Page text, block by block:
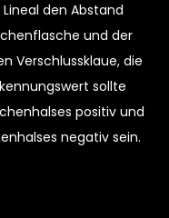
den Abstand
und der
Verschlussklaue, die
sollte
positiv und
negativ sein.